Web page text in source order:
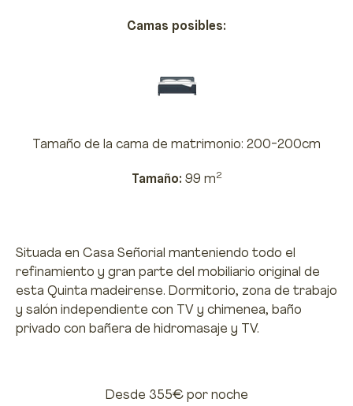
Camas posibles:
Tamaño de la cama de matrimonio: 200-200cm
Tamaño: 99 m2
Situada en Casa Señorial manteniendo todo el
refinamiento y gran parte del mobiliario original de
esta Quinta madeirense. Dormitorio, zona de trabajo
y salón independiente con TV y chimenea, baño
privado con bañera de hidromasaje y TV.
Desde 355€por noche